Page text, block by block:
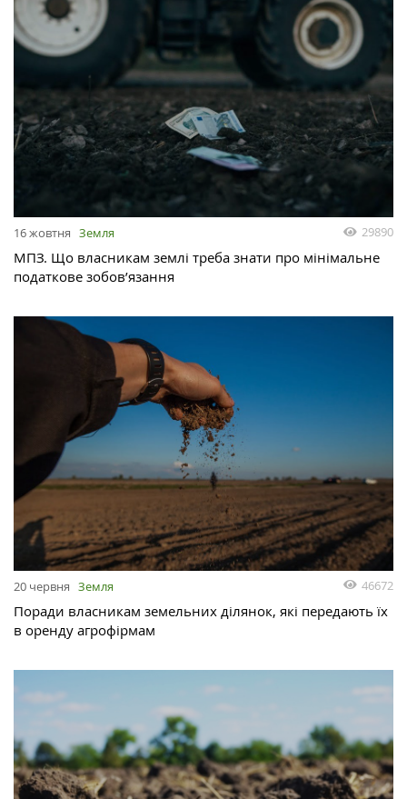
16 жовтня Земля 29890
МПЗ. Що власникам землі треба знати про мінімальне
податкове зобов’язання
20 червня Земля 46672
Поради власникам земельних ділянок, які передають їх
в оренду агрофірмам